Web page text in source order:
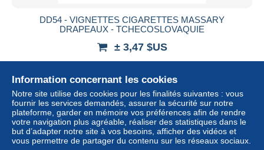
DD54 - VIGNETTES CIGARETTES MASSARY
DRAPEAUX - TCHECOSLOVAQUIE
± 3,47 $US
Statut
Nouveau
Information concernant les cookies
Notre site utilise des cookies pour les finalités suivantes : vous
fournir les services demandés, assurer la sécurité sur notre
plateforme, garder en mémoire vos préférences afin de rendre
votre navigation plus agréable, réaliser des statistiques dans le
but d’adapter notre site à vos besoins, afficher des vidéos et
vous permettre de partager du contenu sur les réseaux sociaux.